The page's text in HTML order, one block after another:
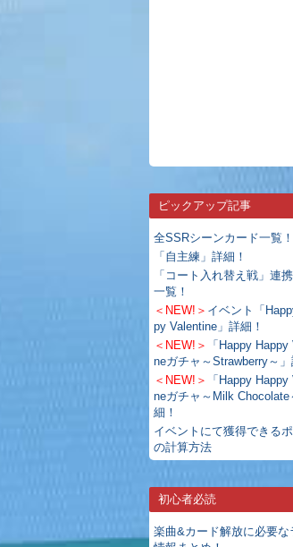
ピックアップ記事
全SSRシーンカード一覧！
「自主練」詳細！
「コート入れ替え戦」連
一覧！
＜NEW!＞ イベント「
py Valentine」詳細！
＜NEW!＞
「Happy Happy
neガチャ～Strawberry～」
＜NEW!＞
「Happy Happy
neガチャ～Milk Chocolate
細！
イベントにて獲得できる
の計算方法
初心者必読
楽曲&カード解放に必要な